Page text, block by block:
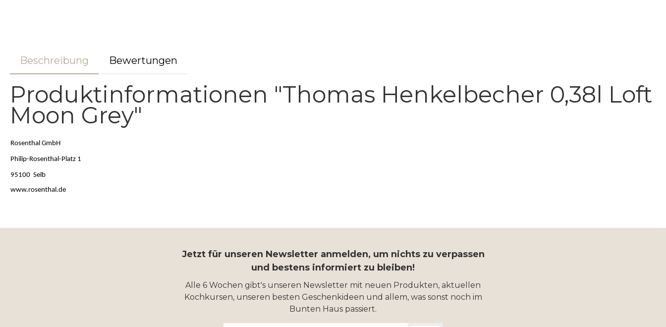
Beschreibung Bewertungen
Produktinformationen "Thomas Henkelbecher 0,38l Loft
Moon Grey"
Rosenthal GmbH
Philip-Rosenthal-Platz 1
95100 Selb
www.rosenthal.de
Jetzt für unseren Newsletter anmelden, um nichts zu verpassen
und bestens informiert zu bleiben!
Alle 6 Wochen gibt's unseren Newsletter mit neuen Produkten, aktuellen
Kochkursen, unseren besten Geschenkideen und allem, was sonst noch im
Bunten Haus passiert.